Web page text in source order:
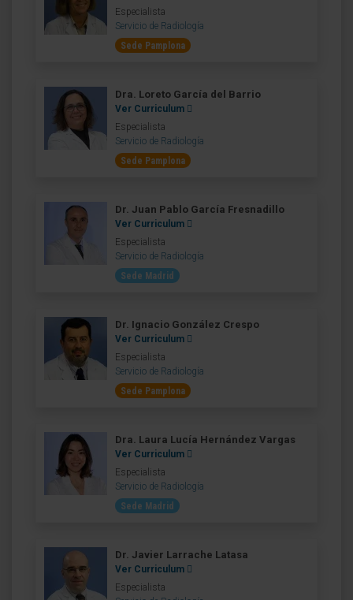
Especialista
Servicio de Radiología
Sede Pamplona
Dra. Loreto García del Barrio
Ver Curriculum
Especialista
Servicio de Radiología
Sede Pamplona
Dr. Juan Pablo García Fresnadillo
Ver Curriculum
Especialista
Servicio de Radiología
Sede Madrid
Dr. Ignacio González Crespo
Ver Curriculum
Especialista
Servicio de Radiología
Sede Pamplona
Dra. Laura Lucía Hernández Vargas
Ver Curriculum
Especialista
Servicio de Radiología
Sede Madrid
Dr. Javier Larrache Latasa
Ver Curriculum
Especialista